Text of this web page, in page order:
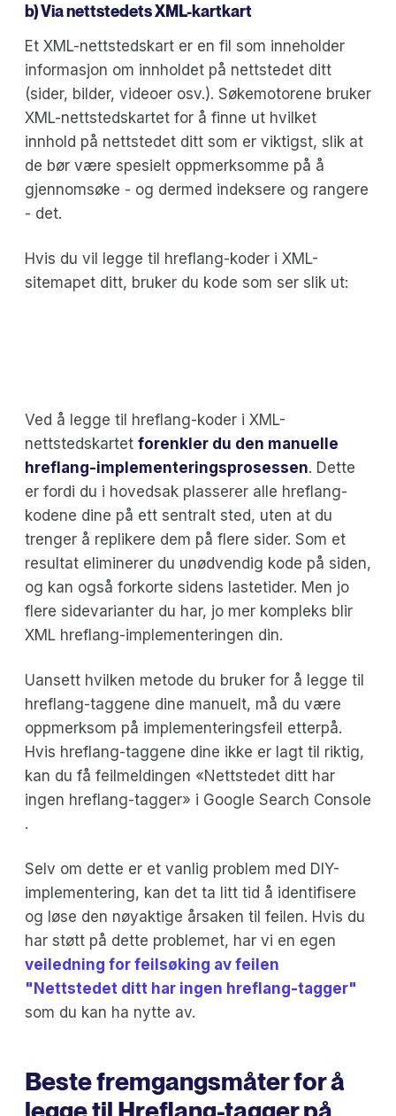
b) Via nettstedets XML-kartkart
Et XML-nettstedskart er en fil som inneholder
informasjon om innholdet på nettstedet ditt
(sider, bilder, videoer osv.). Søkemotorene bruker
XML-nettstedskartet for å finne ut hvilket
innhold på nettstedet ditt som er viktigst, slik at
de bør være spesielt oppmerksomme på å
gjennomsøke - og dermed indeksere og rangere
- det.
Hvis du vil legge til hreflang-koder i XML-
sitemapet ditt, bruker du kode som ser slik ut:
Ved å legge til hreflang-koder i XML-
nettstedskartet forenkler du den manuelle
hreflang-implementeringsprosessen. Dette
er fordi du i hovedsak plasserer alle hreflang-
kodene dine på ett sentralt sted, uten at du
trenger å replikere dem på flere sider. Som et
resultat eliminerer du unødvendig kode på siden,
og kan også forkorte sidens lastetider. Men jo
flere sidevarianter du har, jo mer kompleks blir
XML hreflang-implementeringen din.
Uansett hvilken metode du bruker for å legge til
hreflang-taggene dine manuelt, må du være
oppmerksom på implementeringsfeil etterpå.
Hvis hreflang-taggene dine ikke er lagt til riktig,
kan du få feilmeldingen «Nettstedet ditt har
ingen hreflang-tagger» i Google Search Console
.
Selv om dette er et vanlig problem med DIY-
implementering, kan det ta litt tid å identifisere
og løse den nøyaktige årsaken til feilen. Hvis du
har støtt på dette problemet, har vi en egen
veiledning for feilsøking av feilen
"Nettstedet ditt har ingen hreflang-tagger"
som du kan ha nytte av.
Beste fremgangsmåter for å